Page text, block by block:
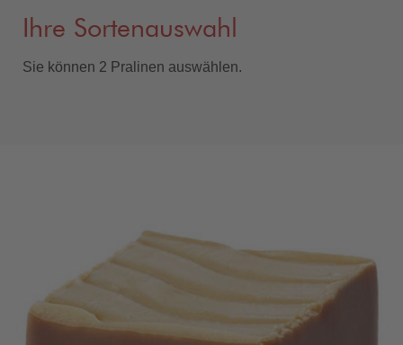
Ihre Sortenauswahl
Sie können 2 Pralinen auswählen.